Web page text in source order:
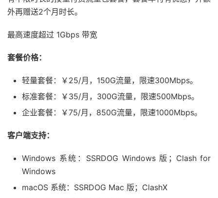
外再赠送2个月时长。
最高速度超过 1Gbps 带宽
套餐价格：
轻量套餐：￥25/月，150G流量，限速300Mbps。
标准套餐：￥35/月，300G流量，限速500Mbps。
企业套餐：￥75/月，850G流量，限速1000Mbps。
客户端支持：
Windows 系统：SSRDOG Windows 版；Clash for
Windows
macOS 系统：SSRDOG Mac 版；ClashX